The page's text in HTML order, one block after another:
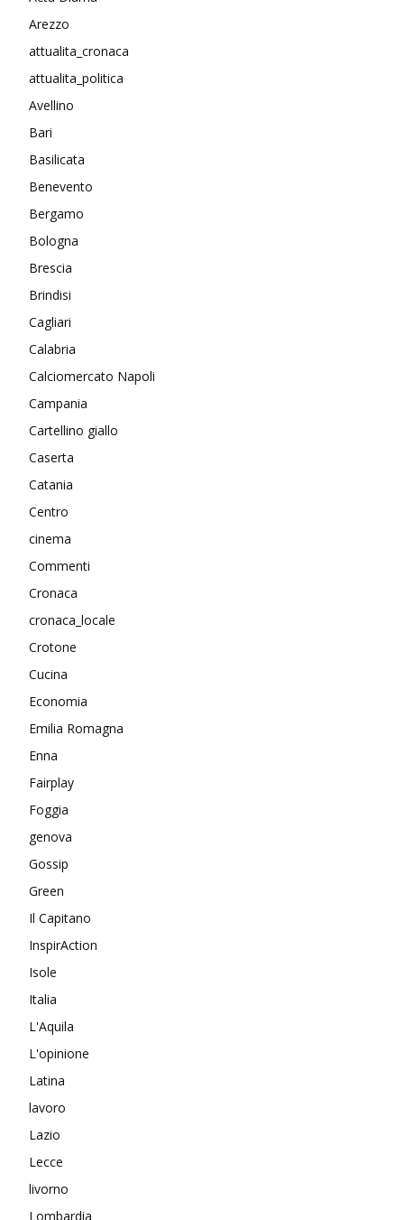
Arezzo
attualita_cronaca
attualita_politica
Avellino
Bari
Basilicata
Benevento
Bergamo
Bologna
Brescia
Brindisi
Cagliari
Calabria
Calciomercato Napoli
Campania
Cartellino giallo
Caserta
Catania
Centro
cinema
Commenti
Cronaca
cronaca_locale
Crotone
Cucina
Economia
Emilia Romagna
Enna
Fairplay
Foggia
genova
Gossip
Green
Il Capitano
InspirAction
Isole
Italia
L'Aquila
L'opinione
Latina
lavoro
Lazio
Lecce
livorno
Lombardia